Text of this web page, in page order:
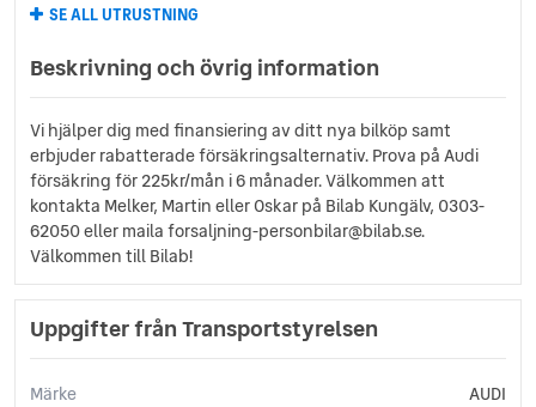
Keyless
360 kamera
SE ALL UTRUSTNING
Beskrivning och övrig information
Vi hjälper dig med finansiering av ditt nya bilköp samt
erbjuder rabatterade försäkringsalternativ. Prova på Audi
försäkring för 225kr/mån i 6 månader. Välkommen att
kontakta Melker, Martin eller Oskar på Bilab Kungälv, 0303-
62050 eller maila forsaljning-personbilar@bilab.se.
Välkommen till Bilab!
Uppgifter från Transportstyrelsen
Märke AUDI